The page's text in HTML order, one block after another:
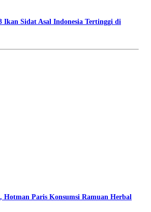
Ikan Sidat Asal Indonesia Tertinggi di
Hotman Paris Konsumsi Ramuan Herbal